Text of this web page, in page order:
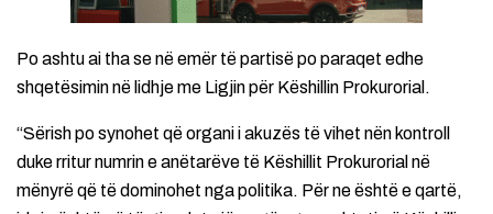
Po ashtu ai tha se në emër të partisë po paraqet edhe
shqetësimin në lidhje me Ligjin për Këshillin Prokurorial.
“Sërish po synohet që organi i akuzës të vihet nën kontroll
duke rritur numrin e anëtarëve të Këshillit Prokurorial në
mënyrë që të dominohet nga politika. Për ne është e qartë,